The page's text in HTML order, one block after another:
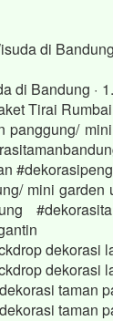
di
di Bandung ·
Tirai
panggung/
mini garden
dekorasi
dekorasi
taman
taman